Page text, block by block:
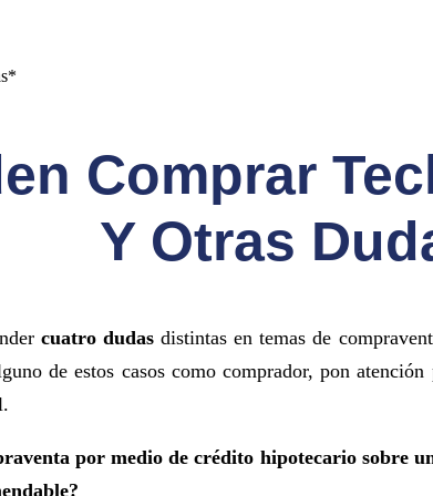
Comprar
Y Otras
cuatro dudasdistintas en temas de
de estos casos como comprador, pon atención
por medio de crédito hipotecario sobre